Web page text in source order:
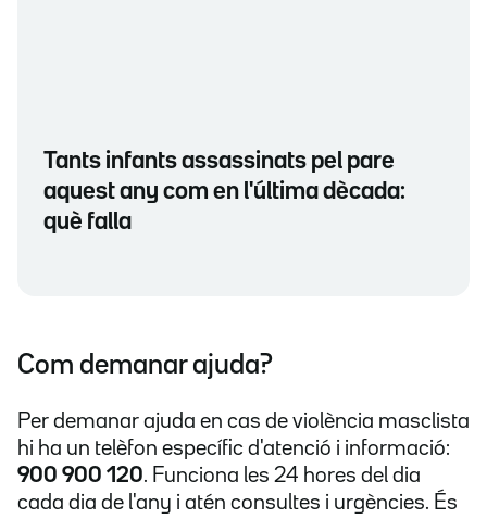
Tants infants assassinats pel pare
aquest any com en l'última dècada:
què falla
Com demanar ajuda?
Per demanar ajuda en cas de violència masclista
hi ha un telèfon específic d'atenció i informació:
900 900 120. Funciona les 24 hores del dia
cada dia de l'any i atén consultes i urgències. És